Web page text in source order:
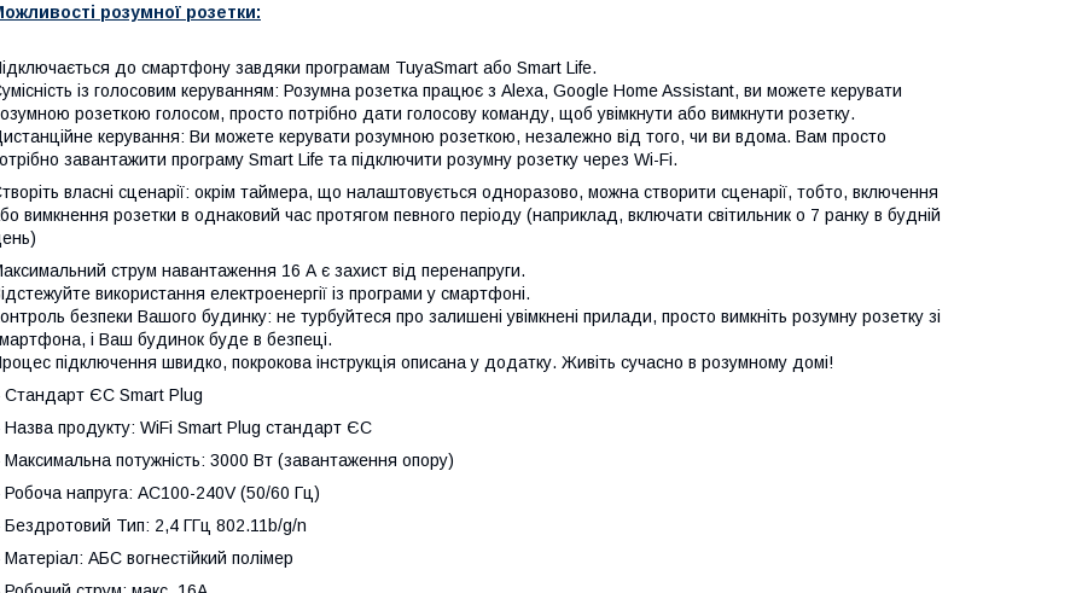
розумної розетки:
до смартфону завдяки програмам TuyaSmart або Smart Life.
із голосовим керуванням: Розумна розетка працює з Alexa, Google Home Assistant, ви можете керувати
розеткою голосом, просто потрібно дати голосову команду, щоб увімкнути або вимкнути розетку.
керування: Ви можете керувати розумною розеткою, незалежно від того, чи ви вдома. Вам просто
завантажити програму Smart Life та підключити розумну розетку через Wi-Fi.
власні сценарії: окрім таймера, що налаштовується одноразово, можна створити сценарії, тобто, включення
вимкнення розетки в однаковий час протягом певного періоду (наприклад, включати світильник о 7 ранку в будній
струм навантаження 16 А є захист від перенапруги.
використання електроенергії із програми у смартфоні.
безпеки Вашого будинку: не турбуйтеся про залишені увімкнені прилади, просто вимкніть розумну розетку зі
і Ваш будинок буде в безпеці.
підключення швидко, покрокова інструкція описана у додатку. Живіть сучасно в розумному домі!
Стандарт ЄС Smart Plug
Назва продукту: WiFi Smart Plug стандарт ЄС
Максимальна потужність: 3000 Вт (завантаження опору)
Робоча напруга: AC100-240V (50/60 Гц)
Бездротовий Тип: 2,4 ГГц 802.11b/g/n
Матеріал: АБС вогнестійкий полімер